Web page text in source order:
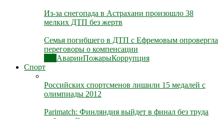
Из-за снегопада в Астрахани произошло 38
мелких ДТП без жертв
Семья погибшего в ДТП с Ефремовым опровергла
переговоры о компенсации
АварииПожарыКоррупция
Спорт
Российских спортсменов лишили 15 медалей с
олимпиады 2012
Parimatch: Финляндия выйдет в финал без труда